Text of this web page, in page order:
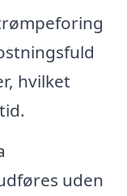
hvilket
uden